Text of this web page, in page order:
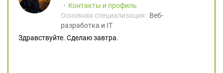
Контакты и профиль
Основная специализация: Веб-
разработка и IT
Здравствуйте. Сделаю завтра.